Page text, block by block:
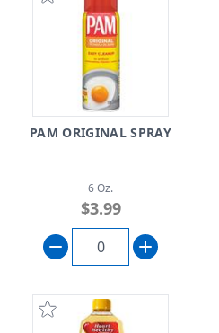
PAM ORIGINAL SPRAY
6 Oz.
$3.99